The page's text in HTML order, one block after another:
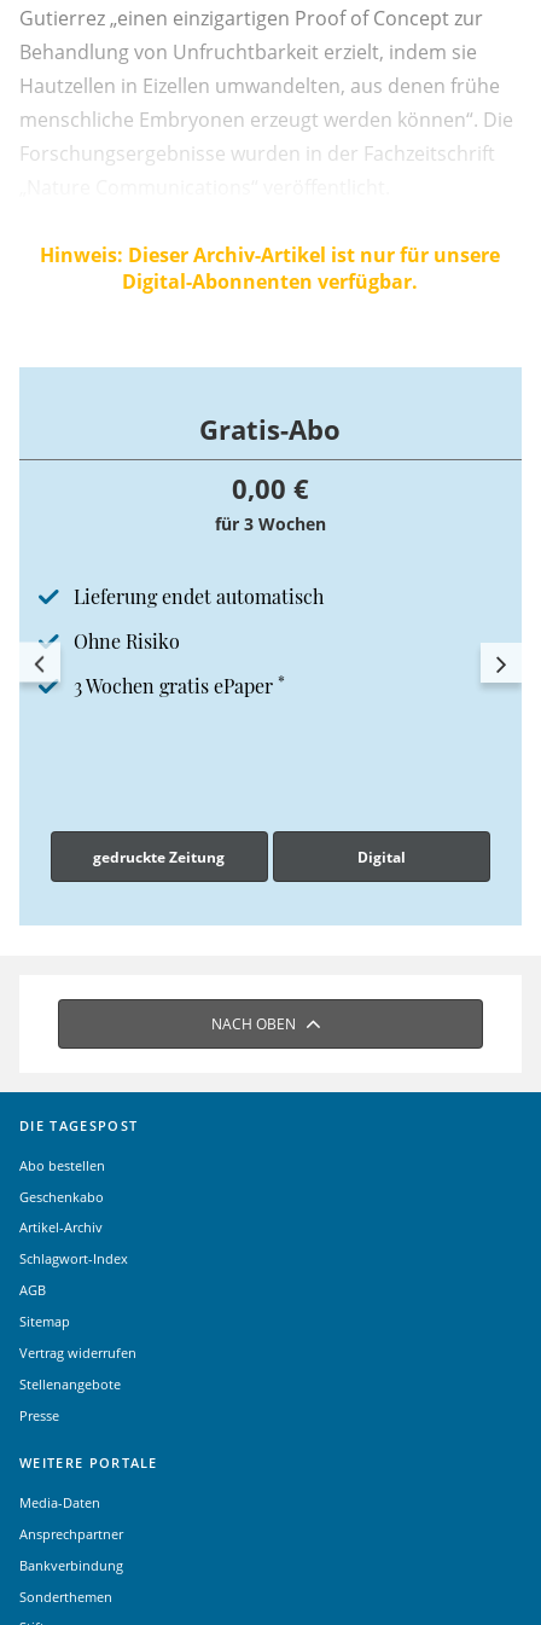
Gutierrez „einen einzigartigen Proof of Concept zur
Behandlung von Unfruchtbarkeit erzielt, indem sie
Hautzellen in Eizellen umwandelten, aus denen frühe
menschliche Embryonen erzeugt werden können“. Die
Forschungsergebnisse wurden in der Fachzeitschrift
Hinweis: Dieser Archiv-Artikel ist nur für unsere
Digital-Abonnenten verfügbar.
Gratis-Abo
0,00 €
für 3 Wochen
Lieferung endet automatisch
Ohne Risiko
3 Wochen gratis ePaper *
gedruckte Zeitung Digital
NACH OBEN
DIE TAGESPOST
Abo bestellen
Geschenkabo
Artikel-Archiv
Schlagwort-Index
AGB
Sitemap
Vertrag widerrufen
Stellenangebote
Presse
WEITERE PORTALE
Media-Daten
Ansprechpartner
Bankverbindung
Sonderthemen